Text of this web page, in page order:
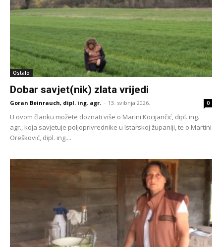
Ostalo
Dobar savjet(nik) zlata vrijedi
Goran Beinrauch, dipl. ing. agr. - 13. svibnja 2026. 0
U ovom članku možete doznati više o Marini Kocijančić, dipl. ing.
agr., koja savjetuje poljoprivrednike u Istarskoj županiji, te o Martini
Orešković, dipl. ing....